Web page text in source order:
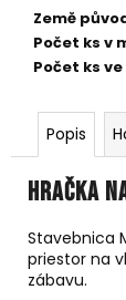
Země
Počet ks v
Počet ks
Popis
Hračka
Stavebnica
priestor na
zábavu.
Pôvodne:
€135